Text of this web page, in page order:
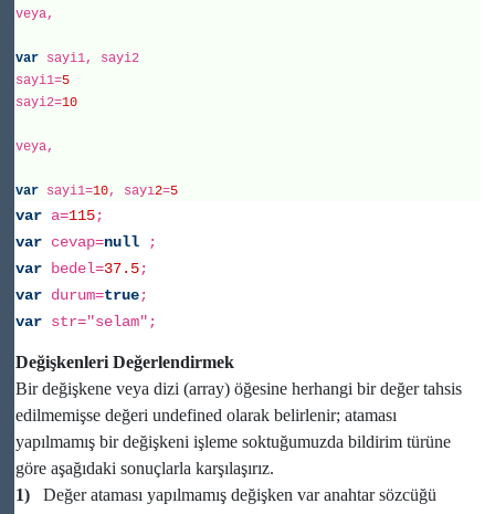
veya,
var sayi1, sayi2
sayi1=5
sayi2=10
veya,
var sayi1=10, sayı2=5
var a=115;
var cevap=null ;
var bedel=37.5;
var durum=true;
var str="selam";
Değişkenleri Değerlendirmek
Bir değişkene veya dizi (array) öğesine herhangi bir değer tahsis
edilmemişse değeri undefined olarak belirlenir; ataması
yapılmamış bir değişkeni işleme soktuğumuzda bildirim türüne
göre aşağıdaki sonuçlarla karşılaşırız.
1) Değer ataması yapılmamış değişken var anahtar sözcüğü